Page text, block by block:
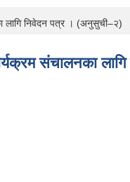
लागि निवेदन पत्र । (अनुसुची–२)
संचालनका